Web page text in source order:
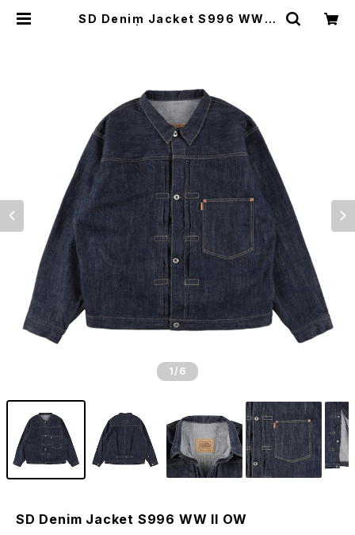
SD Denim Jacket S996 WW II
1 /6
SD Denim Jacket S996 WW II OW